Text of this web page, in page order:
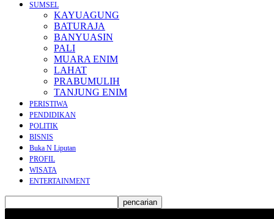
SUMSEL
KAYUAGUNG
BATURAJA
BANYUASIN
PALI
MUARA ENIM
LAHAT
PRABUMULIH
TANJUNG ENIM
PERISTIWA
PENDIDIKAN
POLITIK
BISNIS
Buka N Liputan
PROFIL
WISATA
ENTERTAINMENT